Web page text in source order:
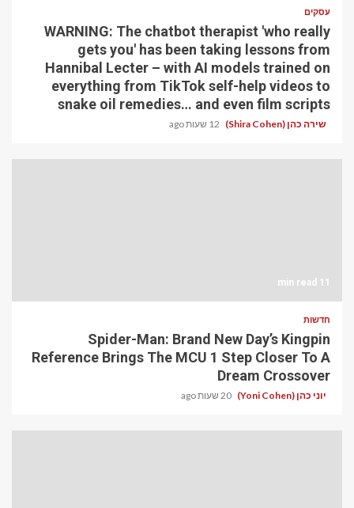
עסקים
WARNING: The chatbot therapist 'who really
gets you' has been taking lessons from
Hannibal Lecter – with AI models trained on
everything from TikTok self-help videos to
snake oil remedies… and even film scripts
שירה כהן (Shira Cohen) 12 שעות ago
11 min read
חדשות
Spider-Man: Brand New Day’s Kingpin
Reference Brings The MCU 1 Step Closer To A
Dream Crossover
יוני כהן (Yoni Cohen) 20 שעות ago